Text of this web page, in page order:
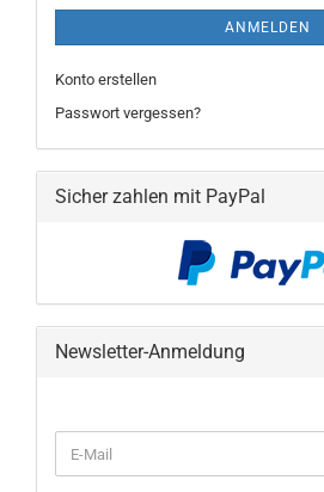
ANMELDEN
Konto erstellen
Passwort vergessen?
Sicher zahlen mit PayPal
Newsletter-Anmeldung
ZUR
E-
Mail